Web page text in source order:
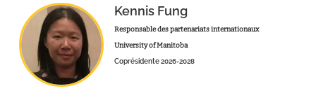
Kennis Fung
Responsable des partenariats internationaux
University of Manitoba
Coprésidente 2026-2028